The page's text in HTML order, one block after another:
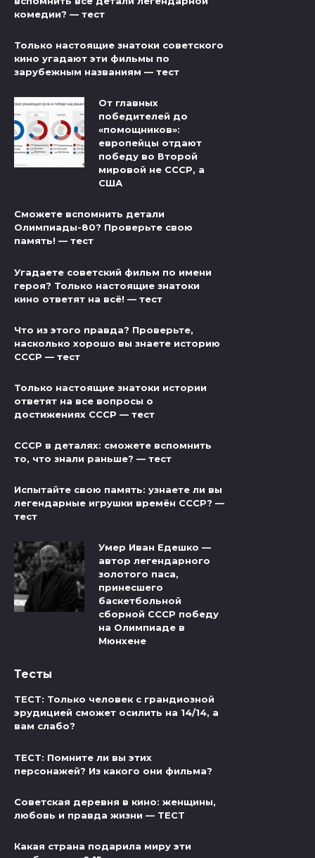
комедии? — тест
Только настоящие знатоки советского
кино угадают эти фильмы по
зарубежным названиям — тест
От главных
победителей до
«помощников»:
европейцы отдают
победу во Второй
мировой не СССР, а
США
Сможете вспомнить детали
Олимпиады-80? Проверьте свою
память! — тест
Угадаете советский фильм по имени
героя? Только настоящие знатоки
кино ответят на всё! — тест
Что из этого правда? Проверьте,
насколько хорошо вы знаете историю
СССР — тест
Только настоящие знатоки истории
ответят на все вопросы о
достижениях СССР — тест
СССР в деталях: сможете вспомнить
то, что знали раньше? — тест
Испытайте свою память: узнаете ли вы
легендарные игрушки времён СССР? —
тест
Умер Иван Едешко —
автор легендарного
золотого паса,
принесшего
баскетбольной
сборной СССР победу
на Олимпиаде в
Мюнхене
Тесты
ТЕСТ: Только человек с грандиозной
эрудицией сможет осилить на 14/14, а
вам слабо?
ТЕСТ: Помните ли вы этих
персонажей? Из какого они фильма?
Советская деревня в кино: женщины,
любовь и правда жизни — ТЕСТ
Какая страна подарила миру эти